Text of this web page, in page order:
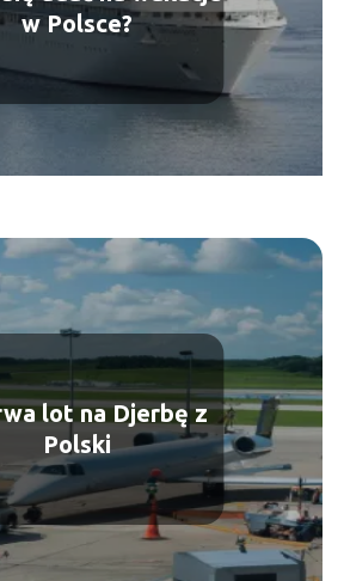
w Polsce?
lot na Djerbę z
Polski